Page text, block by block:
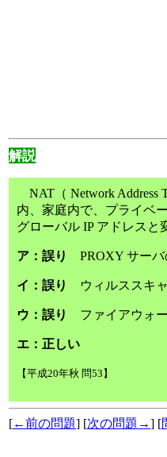
解説
NAT（ Network Address
内、家庭内で、プライベ
グローバル IP アドレスと
ア：誤り PROXY サーバ
イ：誤り ウィルススキャ
ウ：誤り ファイアウォ
エ：正しい
【平成20年秋 問53】
[←前の問題] [次の問題→] [